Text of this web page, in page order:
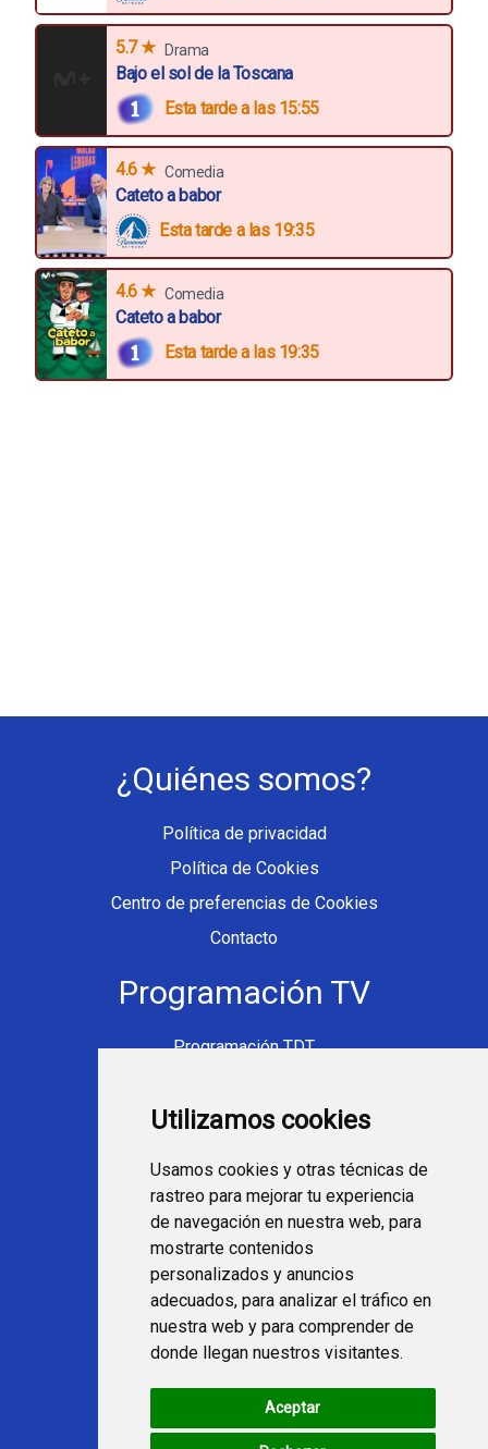
Utilizamos cookies
Usamos cookies y otras técnicas de
rastreo para mejorar tu experiencia
de navegación en nuestra web, para
mostrarte contenidos
personalizados y anuncios
adecuados, para analizar el tráfico en
nuestra web y para comprender de
donde llegan nuestros visitantes.
Aceptar
5.7 ★ Drama
Bajo el sol de la Toscana
Esta tarde a las 15:55
4.6 ★ Comedia
Cateto a babor
Esta tarde a las 19:35
4.6 ★ Comedia
Cateto a babor
Esta tarde a las 19:35
¿Quiénes somos?
Política de privacidad
Política de Cookies
Centro de preferencias de Cookies
Contacto
Programación TV
Programación TDT
Ver TV Online
Fútbol en la tele
Programación en TV
Webs Programa TV
programatv.es
spaintechblog.com
Redes Sociales